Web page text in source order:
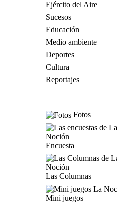
Ejército del Aire
Sucesos
Educación
Medio ambiente
Deportes
Cultura
Reportajes
Fotos
Encuesta
Las Columnas
Mini juegos